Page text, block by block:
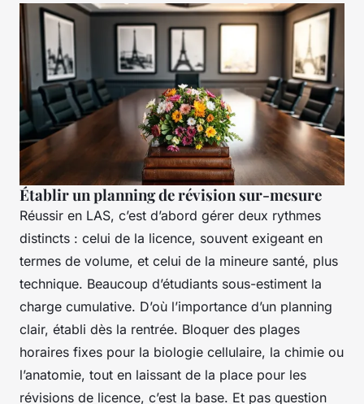
Établir un planning de révision sur-mesure
Réussir en LAS, c’est d’abord gérer deux rythmes
distincts : celui de la licence, souvent exigeant en
termes de volume, et celui de la mineure santé, plus
technique. Beaucoup d’étudiants sous-estiment la
charge cumulative. D’où l’importance d’un planning
clair, établi dès la rentrée. Bloquer des plages
horaires fixes pour la biologie cellulaire, la chimie ou
l’anatomie, tout en laissant de la place pour les
révisions de licence, c’est la base. Et pas question